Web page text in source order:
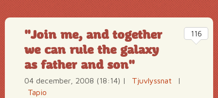
innehåll
"Join me, and together
we can rule the galaxy
as father and son"
04 december, 2008 (18:14) | Tjuvlyssnat
|
Tapio
116